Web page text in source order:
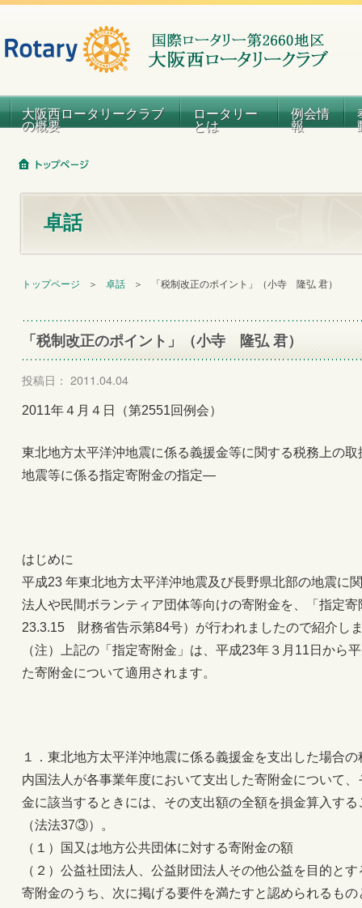
大阪西ロータリークラブ
の概要
ロータリー
とは
例会情
報
卓話
トップページ ＞ 卓話 ＞ 「税制改正のポイント」（小寺 隆弘 君）
「税制改正のポイント」（小寺 隆弘 君）
投稿日： 2011.04.04
2011年４月４日（第2551回例会）
東北地方太平洋沖地震に係る義援金等に関する税務上の
地震等に係る指定寄附金の指定―
はじめに
平成23 年東北地方太平洋沖地震及び長野県北部の地震に
法人や民間ボランティア団体等向けの寄附金を、「指定
23.3.15 財務省告示第84号）が行われましたので紹介し
（注）上記の「指定寄附金」は、平成23年３月11日から
た寄附金について適用されます。
１．東北地方太平洋沖地震に係る義援金を支出した場合
内国法人が各事業年度において支出した寄附金について
金に該当するときには、その支出額の全額を損金算入す
（法法37③）。
（１）国又は地方公共団体に対する寄附金の額
（２）公益社団法人、公益財団法人その他公益を目的と
寄附金のうち、次に掲げる要件を満たすと認められるも